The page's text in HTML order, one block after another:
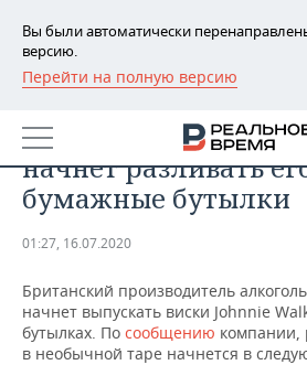
Вы были автоматически
версию.
Перейти на полную версию
РЕГИОНЫ
БАШКОРТОСТАН
ТАТАРСТАН
НОВОСТИ
АНАЛИТИКА
ДЕКЛАРАЦИИ О ДОХОДАХ
КОРОЛИ ГОСЗАКАЗА ПФО
НОВОСТИ ЭКОНОМИКИ
ФИНАНСЫ
ПРОМЫШЛЕННОСТЬ
НОВОСТИ
ПРОМЫШЛЕННОСТИ
НЕДВИЖИМОСТЬ
Один из
начнет разливать
бумажные бутылки
01:27, 16.07.2020
Британский производитель
начнет выпускать виски Johnnie
бутылках. По сообщению компании,
в необычной таре начнется в